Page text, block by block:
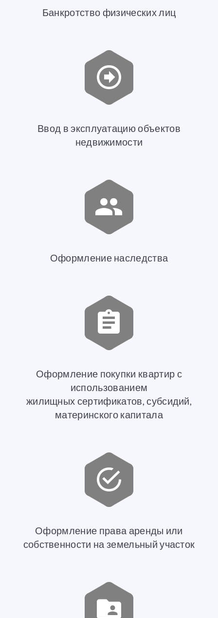
Банкротство физических лиц
Ввод в эксплуатацию объектов
недвижимости
Оформление наследства
Оформление покупки квартир с
использованием
жилищных сертификатов, субсидий,
материнского капитала
Оформление права аренды или
собственности на земельный участок